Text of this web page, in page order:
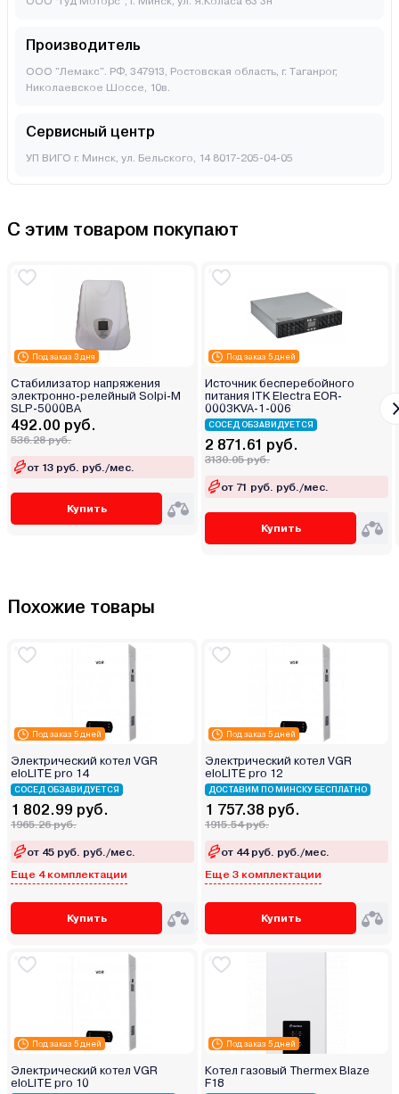
Производитель
ООО "Лемакс". РФ, 347913, Ростовская область, г. Таганрог,
Николаевское Шоссе, 10в.
Сервисный центр
УП ВИГО г. Минск, ул. Бельского, 14 8017-205-04-05
С этим товаром покупают
Под заказ 3 дня
Стабилизатор напряжения
электронно-релейный Solpi-M
SLP-5000ВА
492.00 руб.
536.28 руб.
от 13 руб. руб./мес.
Купить
Под заказ 5 дней
Источник бесперебойного
питания ITK Electra EOR-
0003KVA-1-006
СОСЕД ОБЗАВИДУЕТСЯ
2 871.61 руб.
3130.05 руб.
от 71 руб. руб./мес.
Купить
Похожие товары
Под заказ 5 дней
Электрический котел VGR
eloLITE pro 14
СОСЕД ОБЗАВИДУЕТСЯ
1 802.99 руб.
1965.26 руб.
от 45 руб. руб./мес.
Еще 4 комплектации
Купить
Под заказ 5 дней
Электрический котел VGR
eloLITE pro 12
ДОСТАВИМ ПО МИНСКУ БЕСПЛАТНО
1 757.38 руб.
1915.54 руб.
от 44 руб. руб./мес.
Еще 3 комплектации
Купить
Под заказ 5 дней
Электрический котел VGR
eloLITE pro 10
Под заказ 5 дней
Котел газовый Thermex Blaze
F18